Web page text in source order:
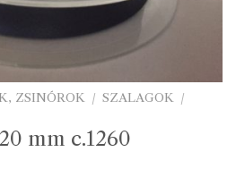
ZSINÓROK / SZALAGOK /
mm c.1260